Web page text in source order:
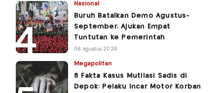
Nasional
Buruh Batalkan Demo Agustus-
September, Ajukan Empat
Tuntutan ke Pemerintah
06 Agustus 2026
Megapolitan
8 Fakta Kasus Mutilasi Sadis di
Depok: Pelaku Incar Motor Korban